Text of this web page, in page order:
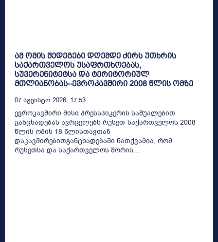
ამ ომის შედეგები დღემდე ძირს უთხრის
საქართველოს უსაფრთხოებას,
სუვერენიტეტსა და ტერიტორიულ
მთლიანობას–ევროკავშირი 2008 წლის ომზე
07 Აგვისტო 2026, 17:53
ევროკავშირი მისი პრესსპიკერის საშუალებით
განცხადებას ავრცელებს რუსეთ-საქართველოს 2008
წლის ომის 18 წლისთავთან
დაკავშირებითგანცხადებაში ნათქვამია, რომ
რუსეთსა და საქართველოს შორის...